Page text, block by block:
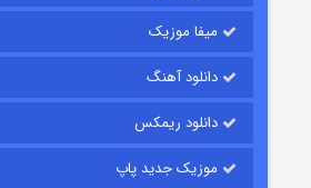
قسمت
میفا موزیک
دانلود آهنگ
دانلود ریمکس
موزیک جدید پاپ